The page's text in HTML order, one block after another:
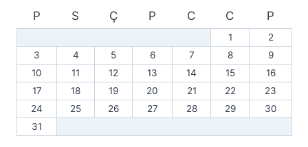
P
S Ç P C C P
1
2
3
4 5 6 7 8
9
10
11 12 13 14 15
16
17
18 19 20 21 22
23
24
25 26 27 28 29
30
31